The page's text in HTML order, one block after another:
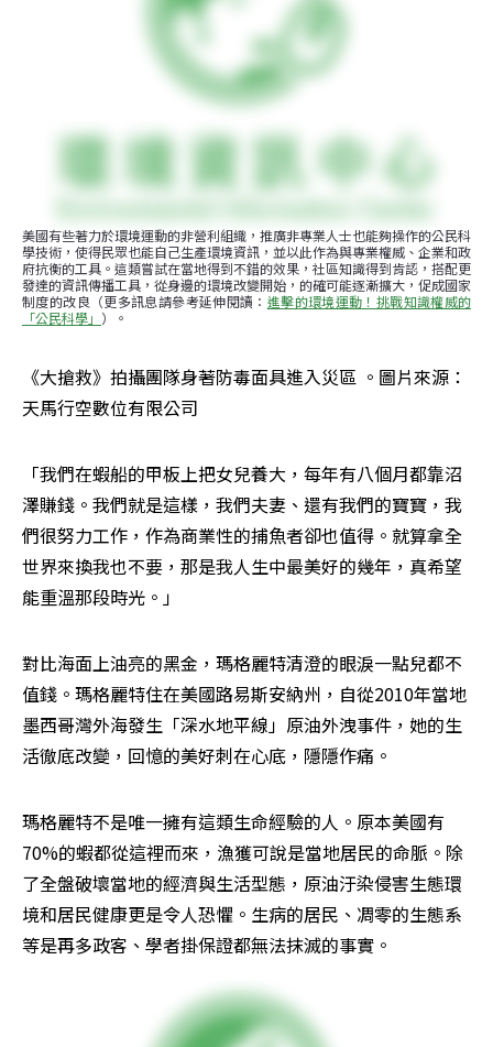
美國有些著力於環境運動的非營利組織，推廣非專業人士也能夠操作的公民科
學技術，使得民眾也能自己生產環境資訊，並以此作為與專業權威、企業和政
府抗衡的工具。這類嘗試在當地得到不錯的效果，社區知識得到肯認，搭配更
發達的資訊傳播工具，從身邊的環境改變開始，的確可能逐漸擴大，促成國家
制度的改良（更多訊息請參考延伸閱讀： 進擊的環境運動！挑戰知識權威的
「公民科學」 ）。
《大搶救》拍攝團隊身著防毒面具進入災區 。圖片來源：
天馬行空數位有限公司
「我們在蝦船的甲板上把女兒養大，每年有八個月都靠沼
澤賺錢。我們就是這樣，我們夫妻、還有我們的寶寶，我
們很努力工作，作為商業性的捕魚者卻也值得。就算拿全
世界來換我也不要，那是我人生中最美好的幾年，真希望
能重溫那段時光。」
對比海面上油亮的黑金，瑪格麗特清澄的眼淚一點兒都不
值錢。瑪格麗特住在美國路易斯安納州，自從2010年當地
墨西哥灣外海發生「深水地平線」原油外洩事件，她的生
活徹底改變，回憶的美好刺在心底，隱隱作痛。
瑪格麗特不是唯一擁有這類生命經驗的人。原本美國有
70%的蝦都從這裡而來，漁獲可說是當地居民的命脈。除
了全盤破壞當地的經濟與生活型態，原油汙染侵害生態環
境和居民健康更是令人恐懼。生病的居民、凋零的生態系
等是再多政客、學者掛保證都無法抹滅的事實。